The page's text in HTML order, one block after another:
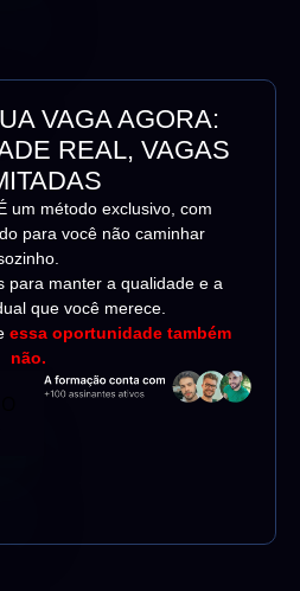
VAGA AGORA:
REAL, VAGAS
um método exclusivo, com
para você não caminhar
para manter a qualidade e a
que você merece.
essa oportunidade também
não.